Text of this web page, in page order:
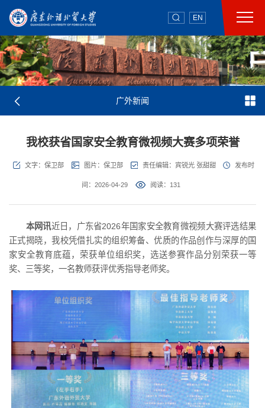
EN
广外新闻
我校获省国家安全教育微视频大赛多项荣誉
文字：保卫部 图片：保卫部 责任编辑：宾锐光 张甜甜 发布时
间：2026-04-29 阅读： 131
本网讯近日，广东省2026年国家安全教育微视频大赛评选结果
正式揭晓，我校凭借扎实的组织筹备、优质的作品创作与深厚的国
家安全教育底蕴，荣获单位组织奖，选送参赛作品分别荣获一等
奖、三等奖，一名教师获评优秀指导老师奖。